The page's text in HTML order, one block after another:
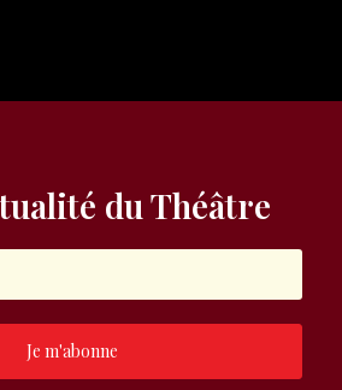
du Théâtre
Je m'abonne